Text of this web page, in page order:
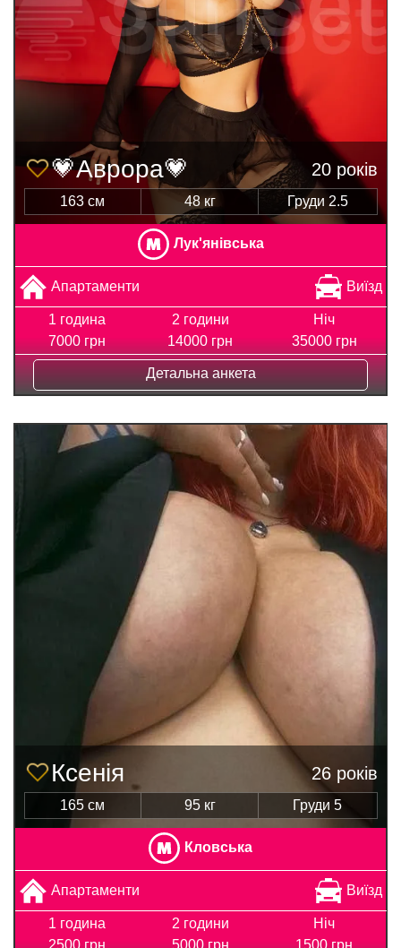
💗Аврора💗 20 років
163 см 48 кг Груди 2.5
Лук'янівська
Апартаменти Виїзд
1 година
7000 грн
2 години
14000 грн
Ніч
35000 грн
Детальна анкета
Ксенія 26 років
165 см 95 кг Груди 5
Кловська
Апартаменти Виїзд
1 година
2500 грн
2 години
5000 грн
Ніч
1500 грн